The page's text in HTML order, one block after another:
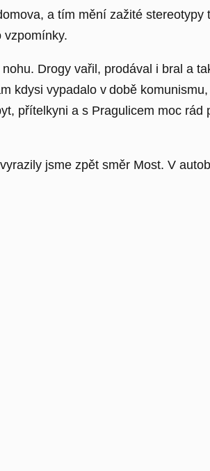
a tím mění zažité stereotypy
vzpomínky.
Drogy vařil, prodával i bral a
kdysi vypadalo v době
přítelkyni a s Pragulicem moc rád
jsme zpět směr Most. V